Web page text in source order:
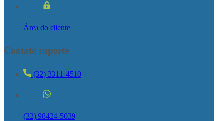
Área do cliente
Contato suporte
(32) 3311-4510
(32) 98424-5039